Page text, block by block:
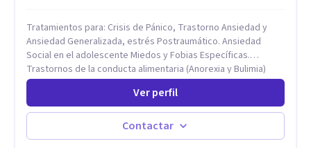
Tratamientos para: Crisis de Pánico, Trastorno Ansiedad y
Ansiedad Generalizada, estrés Postraumático. Ansiedad
Social en el adolescente Miedos y Fobias Específicas.
Trastornos de la conducta alimentaria (Anorexia y Bulimia)
Modificación conductas no deseadas. Impulsividad,
conductas obsesivas, compulsividad. Trastorno obsesivo
compulsivo. Tratamiento Eficaz para la Depresión (AC)
Evaluación, contención e intervención en riesgo Suicida
Conductas autolesivas en el adolescente. Problemas con el
Ver perfil
Contactar